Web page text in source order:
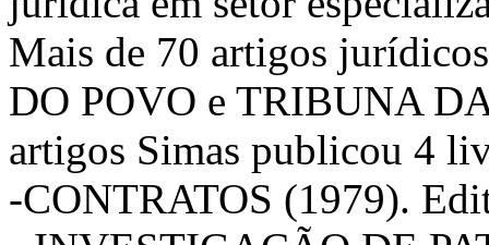
Mais de 70 artigos
DO POVO e TRIBUNA
artigos Simas publicou 4
-CONTRATOS (1979).